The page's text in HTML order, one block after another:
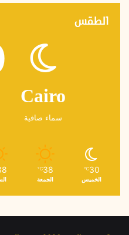
الطقس
Cairo
سماء صافية
30
℃
الخميس
38
℃
الجمعة